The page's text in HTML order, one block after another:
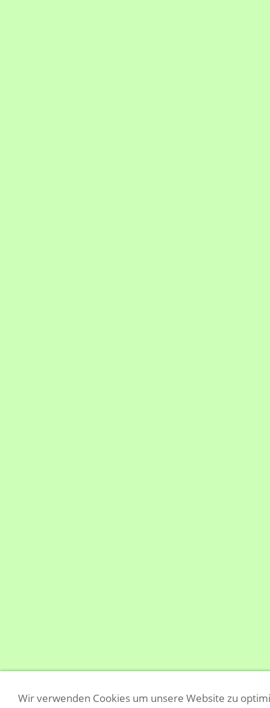
Wir verwenden Cookies um unsere Website zu